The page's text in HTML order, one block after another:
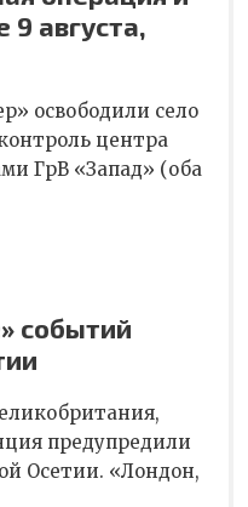
9 августа,
освободили село
центра
ГрВ «Запад» (оба
событий
предупредили
Осетии. «Лондон,